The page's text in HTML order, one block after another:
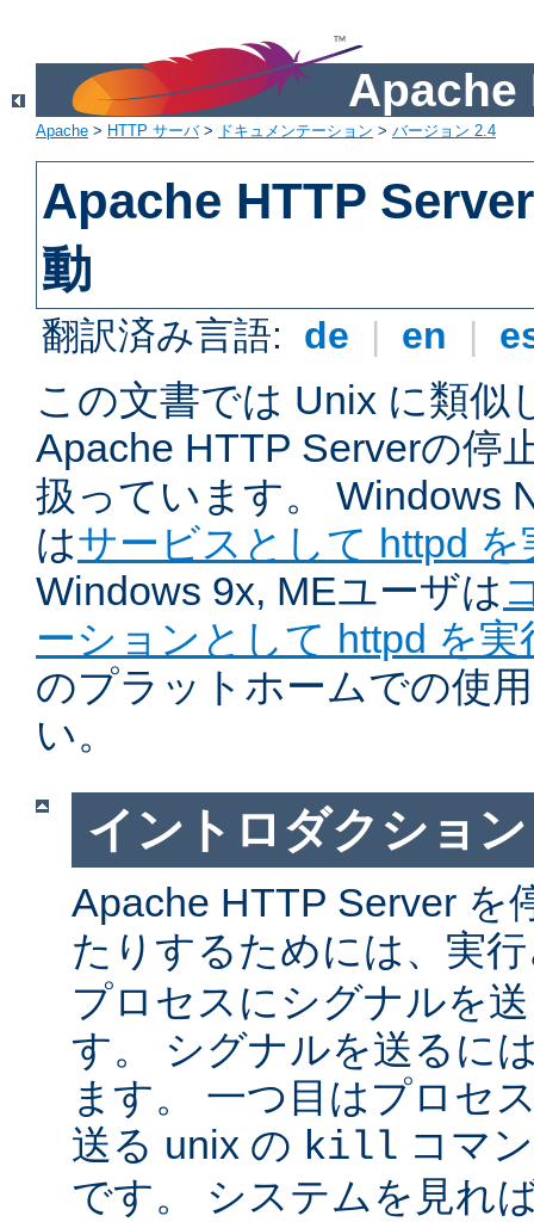
Apache
Apache > HTTP サーバ> ドキュメンテーション > バージョン 2.4
Apache HTTP
動
翻訳済み言語: de | en |
この文書では Unix に類似
Apache HTTP Serverの停
扱っています。 Windows
はサービスとして httpd を
Windows 9x, MEユーザは
ーションとして httpd を実
のプラットホームでの使
い。
イントロダクション
Apache HTTP Server を
たりするためには、実
プロセスにシグナルを
す。 シグナルを送るに
ます。 一つ目はプロセ
送る unix の kill コマ
です。 システムを見れ